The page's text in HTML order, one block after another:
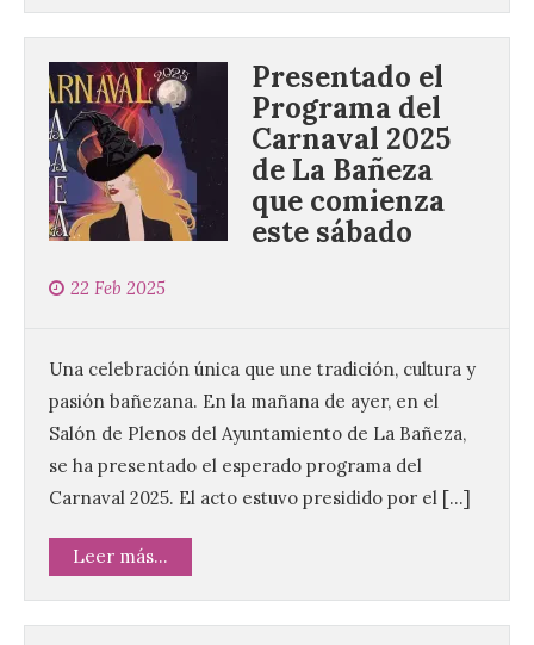
Presentado el
Programa del
Carnaval 2025
de La Bañeza
que comienza
este sábado
22 Feb 2025
Una celebración única que une tradición, cultura y
pasión bañezana. En la mañana de ayer, en el
Salón de Plenos del Ayuntamiento de La Bañeza,
se ha presentado el esperado programa del
Carnaval 2025. El acto estuvo presidido por el […]
Leer más...